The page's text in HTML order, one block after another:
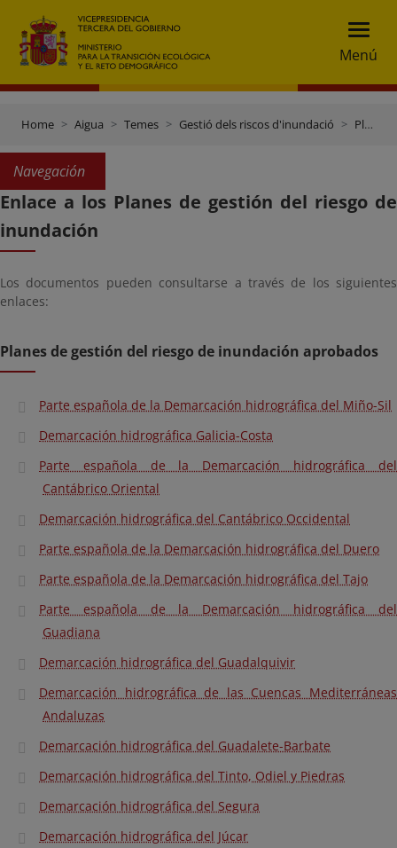
Menú
Home Aigua Temes Gestió dels riscos d'inundació Plans de gestió dels riscos d'inundació
Navegación
Enlace a los Planes de gestión del riesgo de
inundación
Los documentos pueden consultarse a través de los siguientes
enlaces:
Planes de gestión del riesgo de inundación aprobados
Parte española de la Demarcación hidrográfica del Miño-Sil
Demarcación hidrográfica Galicia-Costa
Parte española de la Demarcación hidrográfica del
Cantábrico Oriental
Demarcación hidrográfica del Cantábrico Occidental
Parte española de la Demarcación hidrográfica del Duero
Parte española de la Demarcación hidrográfica del Tajo
Parte española de la Demarcación hidrográfica del
Guadiana
Demarcación hidrográfica del Guadalquivir
Demarcación hidrográfica de las Cuencas Mediterráneas
Andaluzas
Demarcación hidrográfica del Guadalete-Barbate
Demarcación hidrográfica del Tinto, Odiel y Piedras
Demarcación hidrográfica del Segura
Demarcación hidrográfica del Júcar